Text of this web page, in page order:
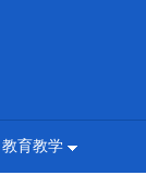
教育教学